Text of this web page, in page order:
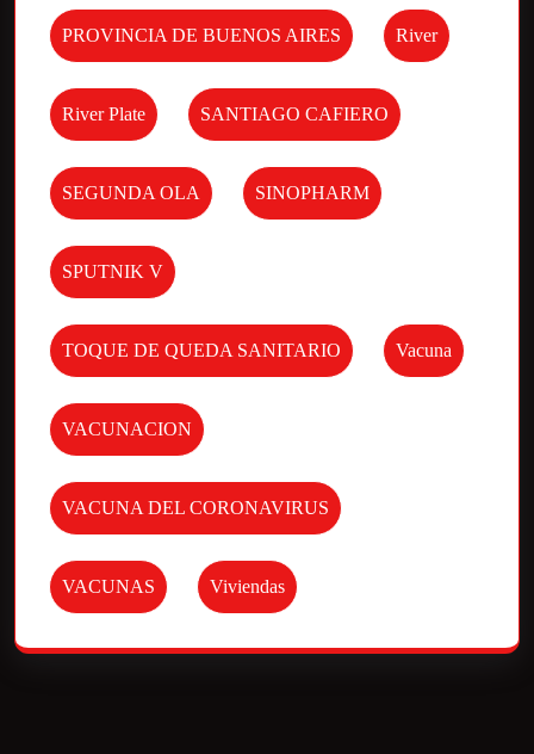
PROVINCIA DE BUENOS AIRES River
River Plate SANTIAGO CAFIERO
SEGUNDA OLA SINOPHARM
SPUTNIK V
TOQUE DE QUEDA SANITARIO Vacuna
VACUNACION
VACUNA DEL CORONAVIRUS
VACUNAS Viviendas